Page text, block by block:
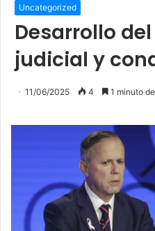
Uncategorized
Desarrollo
judicial y
11/06/2025 4 1 minuto